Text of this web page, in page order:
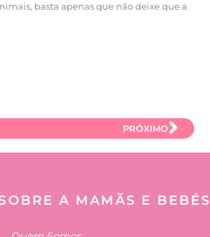
basta apenas que não deixe que a
PRÓXIMO
A MAMÃS E BEBÉS